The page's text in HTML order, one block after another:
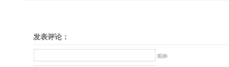
发表评论：
昵称